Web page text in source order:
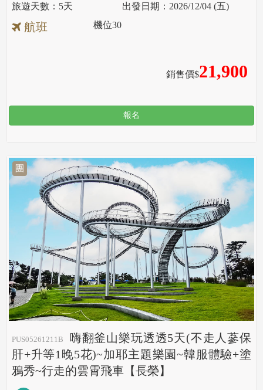
5天 2026/12/04 (五)
航班
銷售價$21,900
機位30
報名
團
PUS05261211B
嗨翻釜山樂玩透透5天(不走人蔘保
肝+升等1晚5花)~加耶主題樂園~韓服體驗+塗
鴉秀~行走的雲霄飛車【長榮】